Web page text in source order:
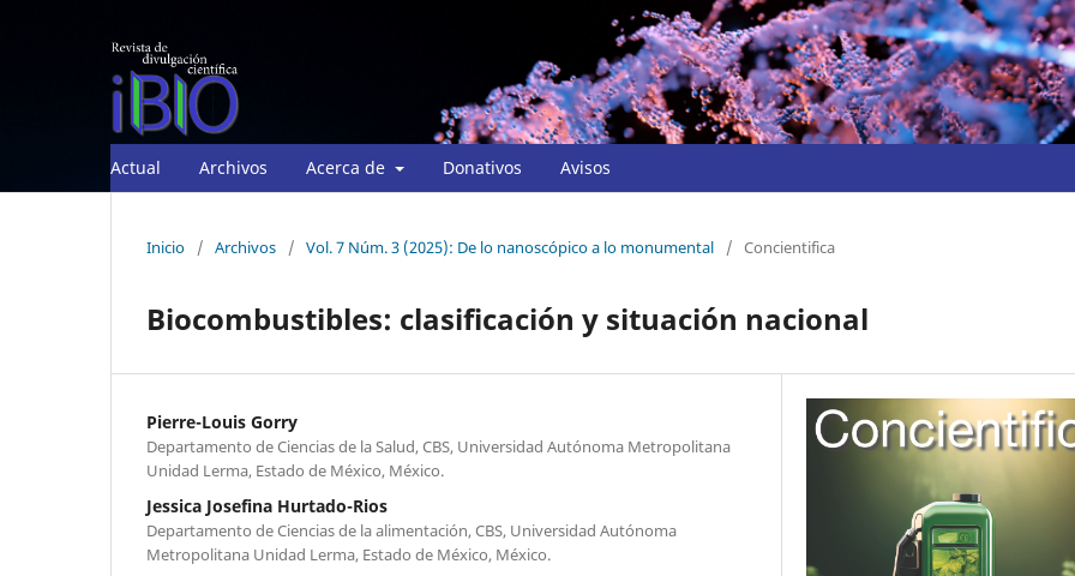
Actual Archivos Acerca de Donativos Avisos
Inicio / Archivos / Vol. 7 Núm. 3 (2025): De lo nanoscópico a lo monumental / Concientifica
Biocombustibles: clasificación y situación nacional
Pierre-Louis Gorry
Departamento de Ciencias de la Salud, CBS, Universidad Autónoma Metropolitana
Unidad Lerma, Estado de México, México.
Jessica Josefina Hurtado-Rios
Departamento de Ciencias de la alimentación, CBS, Universidad Autónoma
Metropolitana Unidad Lerma, Estado de México, México.